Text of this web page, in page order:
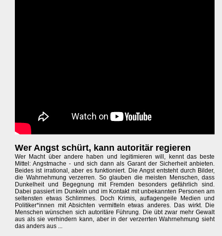
Wer Angst schürt, kann autoritär regieren
Wer Macht über andere haben und legitimieren will, kennt das beste
Mittel: Angstmache - und sich dann als Garant der Sicherheit anbieten.
Beides ist irrational, aber es funktioniert. Die Angst entsteht durch Bilder,
die Wahrnehmung verzerren. So glauben die meisten Menschen, dass
Dunkelheit und Begegnung mit Fremden besonders gefährlich sind.
Dabei passiert im Dunkeln und im Kontakt mit unbekannten Personen am
seltensten etwas Schlimmes. Doch Krimis, auflagengeile Medien und
Politiker*innen mit Absichten vermitteln etwas anderes. Das wirkt. Die
Menschen wünschen sich autoritäre Führung. Die übt zwar mehr Gewalt
aus als sie verhindern kann, aber in der verzerrten Wahrnehmung sieht
das anders aus ...